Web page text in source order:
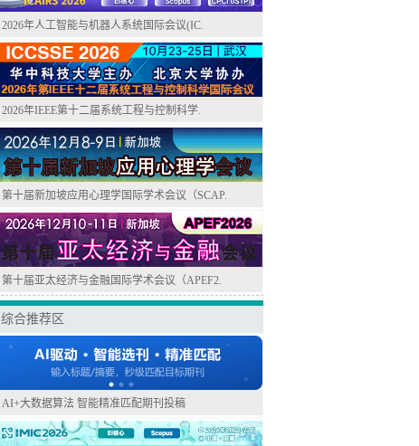
2026年人工智能与机器人系统国际会议(IC.
2026年IEEE第十二届系统工程与控制科学.
第十届新加坡应用心理学国际学术会议（SCAP.
第十届亚太经济与金融国际学术会议（APEF2.
综合推荐区
AI+大数据算法 智能精准匹配期刊投稿